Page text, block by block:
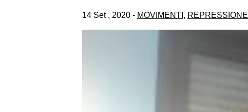
14 Set , 2020 - MOVIMENTI , REPRESSIONE